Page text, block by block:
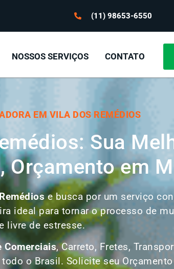
(11) 98653-6550
NOSSOS SERVIÇOS CONTATO
EM VILA DOS REMÉDIOS
Sua
Orçamento em
e busca por um serviço
ideal para tornar o processo de
livre de estresse.
Comerciais, Carreto, Fretes,
o Brasil. Solicite seu